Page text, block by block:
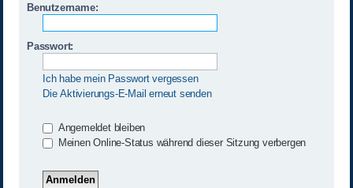
Benutzername:
Passwort:
Ich habe mein Passwort vergessen
Die Aktivierungs-E-Mail erneut senden
Angemeldet bleiben
Meinen Online-Status während dieser Sitzung verbergen